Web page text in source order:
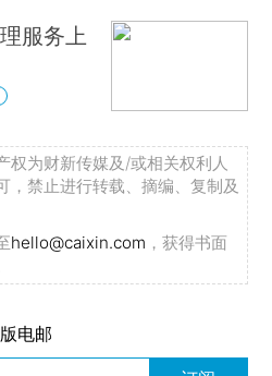
服务上
权为财新传媒及/或相关权利人
，禁止进行转载、摘编、复制及
hello@caixin.com ，获得书面
电邮